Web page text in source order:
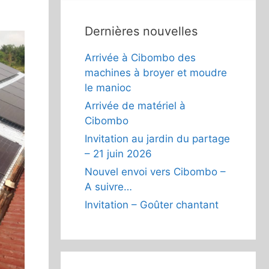
Dernières nouvelles
Arrivée à Cibombo des
machines à broyer et moudre
le manioc
Arrivée de matériel à
Cibombo
Invitation au jardin du partage
– 21 juin 2026
Nouvel envoi vers Cibombo –
A suivre…
Invitation – Goûter chantant